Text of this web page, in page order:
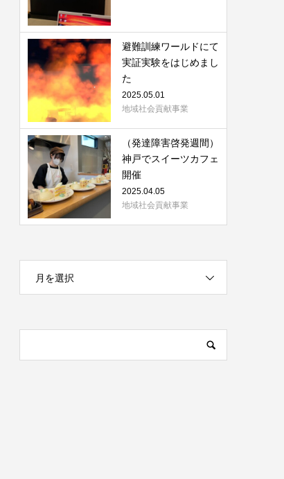
避難訓練ワールドにて
実証実験をはじめまし
た
2025.05.01
地域社会貢献事業
（発達障害啓発週間）
神戸でスイーツカフェ
開催
2025.04.05
地域社会貢献事業
月を選択